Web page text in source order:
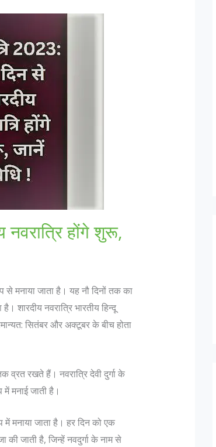
नवरात्रि होंगे शुरू,
से मनाया जाता है। यह नौ दिनों तक का
शारदीय नवरात्रि भारतीय हिन्दू
सितंबर और अक्टूबर के बीच होता
व्रत रखते हैं। नवरात्रि देवी दुर्गा के
मनाई जाती है।
में मनाया जाता है। हर दिन को एक
की जाती है, जिन्हें नवदुर्गा के नाम से